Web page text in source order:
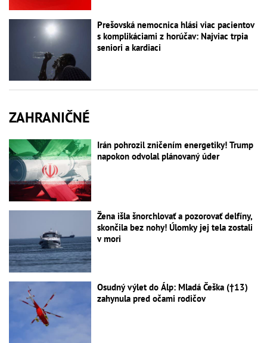
Prešovská nemocnica hlási viac pacientov
s komplikáciami z horúčav: Najviac trpia
seniori a kardiaci
ZAHRANIČNÉ
Irán pohrozil zničením energetiky! Trump
napokon odvolal plánovaný úder
Žena išla šnorchlovať a pozorovať delfíny,
skončila bez nohy! Úlomky jej tela zostali
v mori
Osudný výlet do Álp: Mladá Češka (†13)
zahynula pred očami rodičov